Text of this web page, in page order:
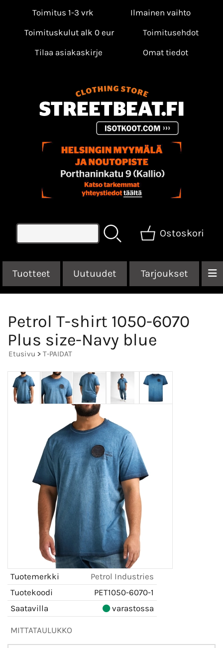
Toimitus 1-3 vrk
Ilmainen vaihto
Toimituskulut alk 0 eur
Toimitusehdot
Tilaa asiakaskirje
Omat tiedot
Ostoskori
Tuotteet Uutuudet Tarjoukset
Petrol T-shirt 1050-6070
Plus size-Navy blue
Etusivu > T-PAIDAT
Tuotemerkki
Petrol Industries
Tuotekoodi
PET1050-6070-1
Saatavilla
varastossa
MITTATAULUKKO